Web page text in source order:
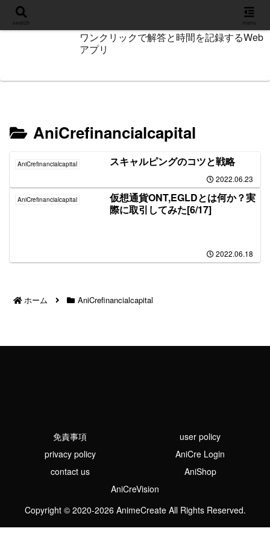
ワンクリックで解答と時間を記録するWeb
アプリ
AniCrefinancialcapital
AniCrefinancialcapital スキャルピングのコツと戦略
2022.06.23
AniCrefinancialcapital
仮想通貨ONT,EGLDとは何か？実
際に取引してみた[6/17]
2022.06.18
ホーム AniCrefinancialcapital
免責事項
user policy
privacy policy
AniCre Login
contact us
AniShop
AniCreVision
Copyright © 2020-2026 AnimeCreate All Rights Reserved.
search menu